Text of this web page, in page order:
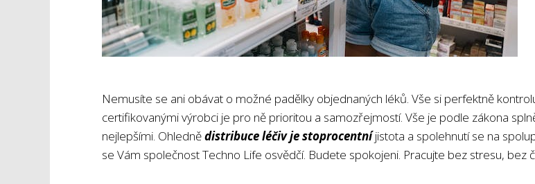
Nemusíte se ani obávat o možné padělky objednaných léků. Vše si perfektně
certifikovanými výrobci je pro ně prioritou a samozřejmostí. Vše je podle zákona
nejlepšími. Ohlednědistribuce léčiv je stoprocentníjistota a spolehnutí se na
se Vám společnost Techno Life osvědčí. Budete spokojeni. Pracujte bez stresu, bez